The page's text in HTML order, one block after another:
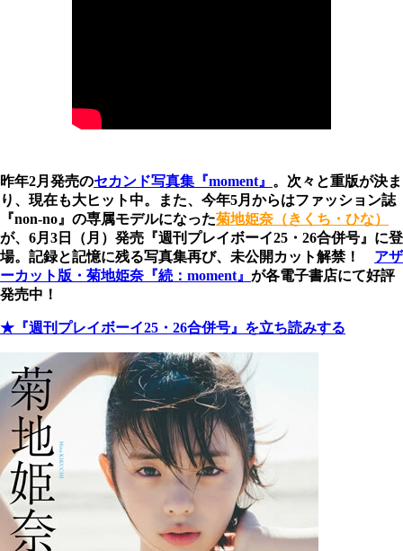
昨年2月発売のセカンド写真集『moment』 。次々と重版が決ま
り、現在も大ヒット中。また、今年5月からはファッション誌
『non-no』の専属モデルになった菊地姫奈（きくち・ひな）
が、6月3日（月）発売『週刊プレイボーイ25・26合併号』に登
場。記録と記憶に残る写真集再び、未公開カット解禁！ アザ
ーカット版・菊地姫奈『続：moment』 が各電子書店にて好評
発売中！
★『週刊プレイボーイ25・26合併号』を立ち読みする